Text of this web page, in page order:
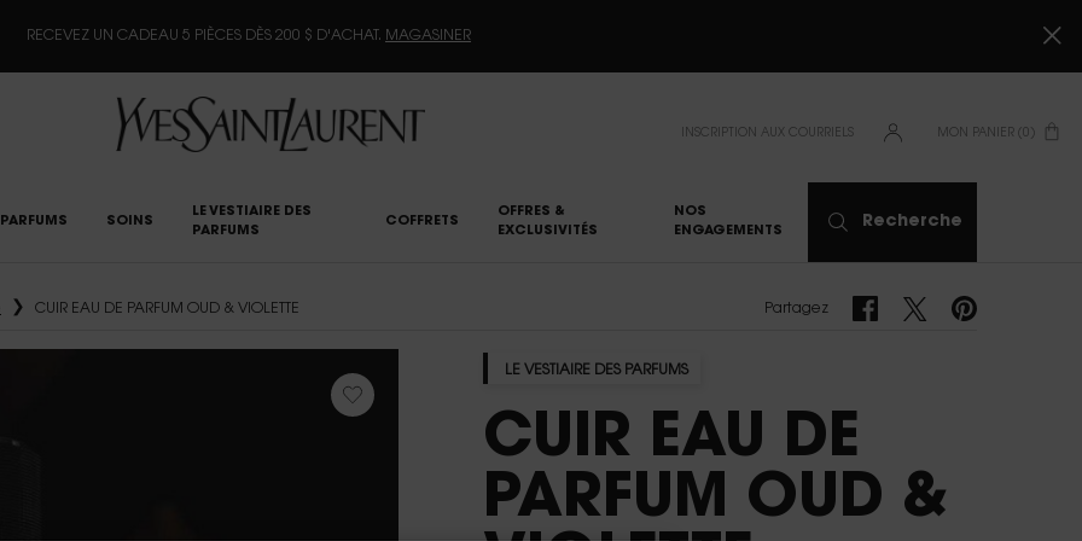
PROFITEZ DE 20 % DE RABAIS SUR TOUT LE SITE*.MAGASINER
INSCRIPTION AUX COURRIELS MON PANIER 0
0 PRODUCT IN CART
PARFUMS SOINS
LE VESTIAIRE DES
PARFUMS
COFFRETS
OFFRES &
EXCLUSIVITÉS
NOS
ENGAGEMENTS
Recherche
CUIR EAU DE PARFUM OUD & VIOLETTE Partagez Partagez Facebook
Partagez Twitter
Partagez Pinterest
LE VESTIAIRE DES PARFUMS
CUIR EAU DE
PARFUM OUD &